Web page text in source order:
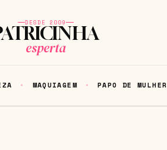
DESDE 2009
esperta
MAQUIAGEM PAPO DE MULHER